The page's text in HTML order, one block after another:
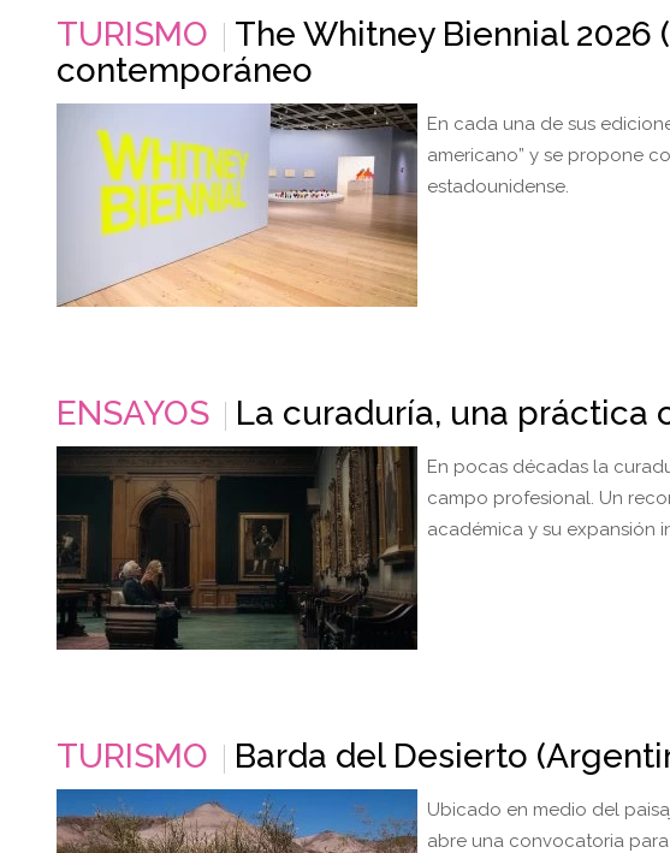
TURISMO
The Whitney Biennial
contemporáneo
En cada una de sus
americano” y se propone
estadounidense.
ENSAYOS La curaduría, una práctica
En pocas décadas la
campo profesional. Un
académica y su expansión
TURISMO Barda del Desierto
Ubicado en medio del
abre una convocatoria